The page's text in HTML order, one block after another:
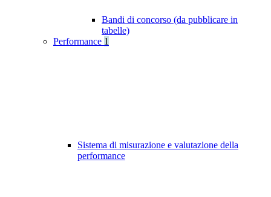
Bandi di concorso (da pubblicare in
tabelle)
Performance 1
Sistema di misurazione e valutazione della
performance